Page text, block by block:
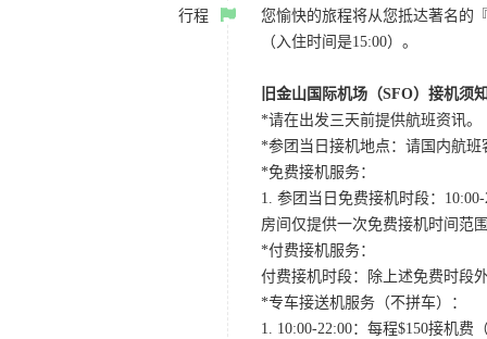
行程
您愉快的旅程将从您抵达著名的
（入住时间是15:00）。
旧金山国际机场（SFO）接机须
*请在出发三天前提供航班资讯。
*参团当日接机地点：请国内航班
*免费接机服务：
1. 参团当日免费接机时段：
房间仅提供一次免费接机时间范
*付费接机服务：
付费接机时段：除上述免费时段
*专车接送机服务（不拼车）：
1. 10:00-22:00：每程$150接机